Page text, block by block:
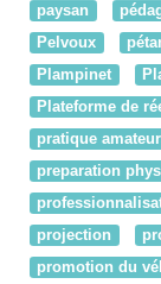
paysan
Pelvoux
Plampinet
Plateforme de
pratique
preparation
projection
promotion du